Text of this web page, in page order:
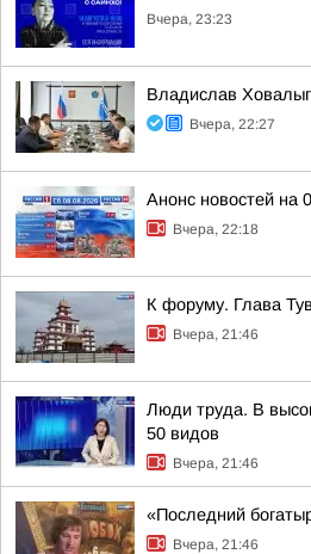
Вчера, 23:23
Владислав
Вчера, 22:27
Анонс новостей на
Вчера, 22:18
К форуму. Глава
Вчера, 21:46
Люди труда. В
50 видов
Вчера, 21:46
«Последний
Вчера, 21:46